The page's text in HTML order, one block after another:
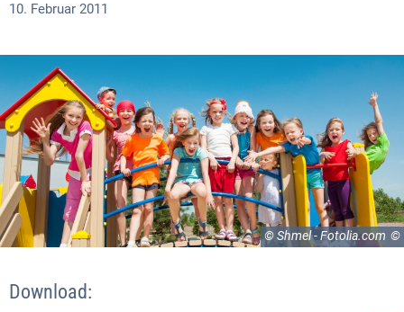
10. Februar 2011
© Shmel - Fotolia.com
Download: